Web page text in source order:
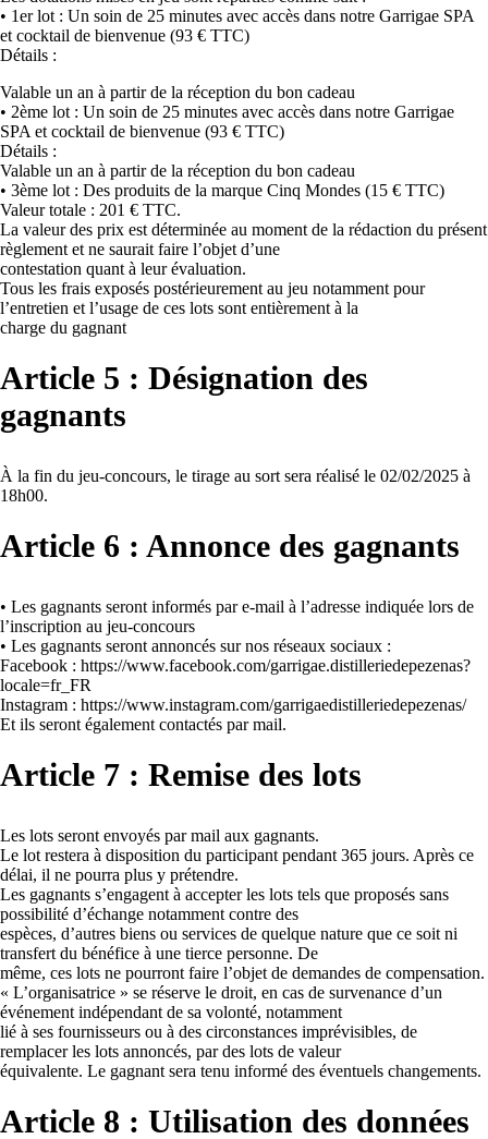
• 1er lot : Un soin de 25 minutes avec accès dans notre Garrigae SPA
et cocktail de bienvenue (93 € TTC)
Détails :
Valable un an à partir de la réception du bon cadeau
• 2ème lot : Un soin de 25 minutes avec accès dans notre Garrigae
SPA et cocktail de bienvenue (93 € TTC)
Détails :
Valable un an à partir de la réception du bon cadeau
• 3ème lot : Des produits de la marque Cinq Mondes (15 € TTC)
Valeur totale : 201 € TTC.
La valeur des prix est déterminée au moment de la rédaction du présent
règlement et ne saurait faire l’objet d’une
contestation quant à leur évaluation.
Tous les frais exposés postérieurement au jeu notamment pour
l’entretien et l’usage de ces lots sont entièrement à la
charge du gagnant
Article 5 : Désignation des
gagnants
À la fin du jeu-concours, le tirage au sort sera réalisé le 02/02/2025 à
18h00.
Article 6 : Annonce des gagnants
• Les gagnants seront informés par e-mail à l’adresse indiquée lors de
l’inscription au jeu-concours
• Les gagnants seront annoncés sur nos réseaux sociaux :
Facebook : https://www.facebook.com/garrigae.distilleriedepezenas?
locale=fr_FR
Instagram : https://www.instagram.com/garrigaedistilleriedepezenas/
Et ils seront également contactés par mail.
Article 7 : Remise des lots
Les lots seront envoyés par mail aux gagnants.
Le lot restera à disposition du participant pendant 365 jours. Après ce
délai, il ne pourra plus y prétendre.
Les gagnants s’engagent à accepter les lots tels que proposés sans
possibilité d’échange notamment contre des
espèces, d’autres biens ou services de quelque nature que ce soit ni
transfert du bénéfice à une tierce personne. De
même, ces lots ne pourront faire l’objet de demandes de compensation.
« L’organisatrice » se réserve le droit, en cas de survenance d’un
événement indépendant de sa volonté, notamment
lié à ses fournisseurs ou à des circonstances imprévisibles, de
remplacer les lots annoncés, par des lots de valeur
équivalente. Le gagnant sera tenu informé des éventuels changements.
Article 8 : Utilisation des données